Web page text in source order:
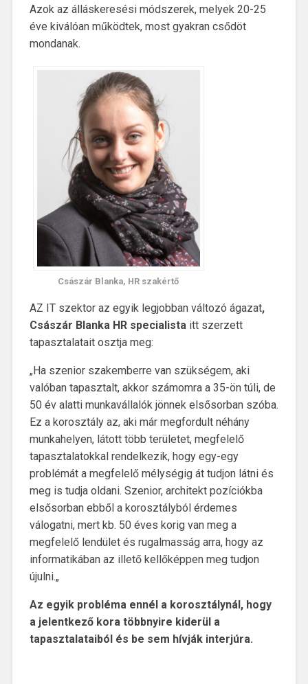
Azok az álláskeresési módszerek, melyek 20-25
éve kiválóan működtek, most gyakran csődöt
mondanak.
Császár Blanka, HR szakértő
AZ IT szektor az egyik legjobban változó ágazat,
Császár Blanka HR specialistaitt szerzett
tapasztalatait osztja meg:
„Ha szenior szakemberre van szükségem, aki
valóban tapasztalt, akkor számomra a 35-ön túli, de
50 év alatti munkavállalók jönnek elsősorban szóba.
Ez a korosztály az, aki már megfordult néhány
munkahelyen, látott több területet, megfelelő
tapasztalatokkal rendelkezik, hogy egy-egy
problémát a megfelelő mélységig át tudjon látni és
meg is tudja oldani. Szenior, architekt pozíciókba
elsősorban ebből a korosztályból érdemes
válogatni, mert kb. 50 éves korig van meg a
megfelelő lendület és rugalmasság arra, hogy az
informatikában az illető kellőképpen meg tudjon
újulni.„
Az egyik probléma ennél a korosztálynál, hogy
a jelentkező kora többnyire kiderül a
tapasztalataiból és be sem hívják interjúra.